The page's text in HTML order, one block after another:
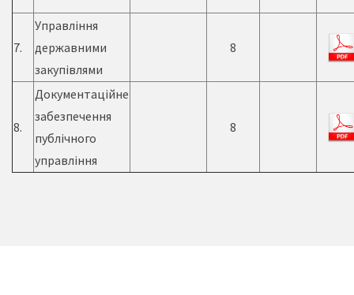
7.
Управління
державними
закупівлями
8
8.
Документаційне
забезпечення
публічного
управління
8